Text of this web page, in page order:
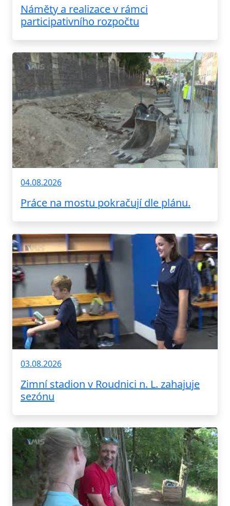
Náměty a realizace v rámci
participativního rozpočtu
04.08.2026
Práce na mostu pokračují dle plánu.
03.08.2026
Zimní stadion v Roudnici n. L. zahajuje
sezónu